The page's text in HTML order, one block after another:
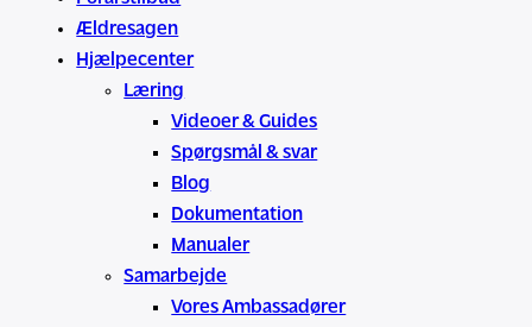
Ældresagen
Hjælpecenter
Læring
Videoer & Guides
Spørgsmål & svar
Blog
Dokumentation
Manualer
Samarbejde
Vores Ambassadører